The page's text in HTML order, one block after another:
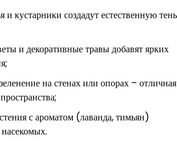
и кустарники создадут естественную тень
и декоративные травы добавят ярких
на стенах или опорах – отличная
с ароматом (лаванда, тимьян)